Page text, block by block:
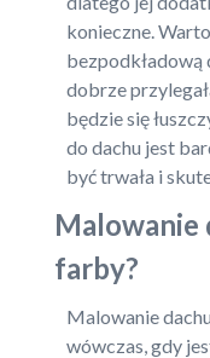
konieczne.
bezpodkładową
dobrze
będzie się
do dachu jest
być trwała i
Malowanie
farby?
Malowanie
wówczas, gdy